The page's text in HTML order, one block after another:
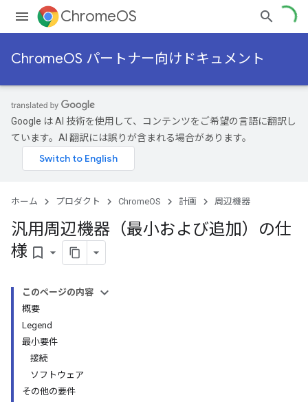
ChromeOS
ChromeOS パートナー向けドキュメント
Google は AI 技術を使用して、コンテンツをご希望の言語に翻訳し
ています。AI 翻訳には誤りが含まれる場合があります。
ホーム プロダクト ChromeOS 計画 周辺機器
汎用周辺機器（最小および追加）の仕
様 bookmark_border
このページの内容
概要
Legend
最小要件
接続
ソフトウェア
その他の要件